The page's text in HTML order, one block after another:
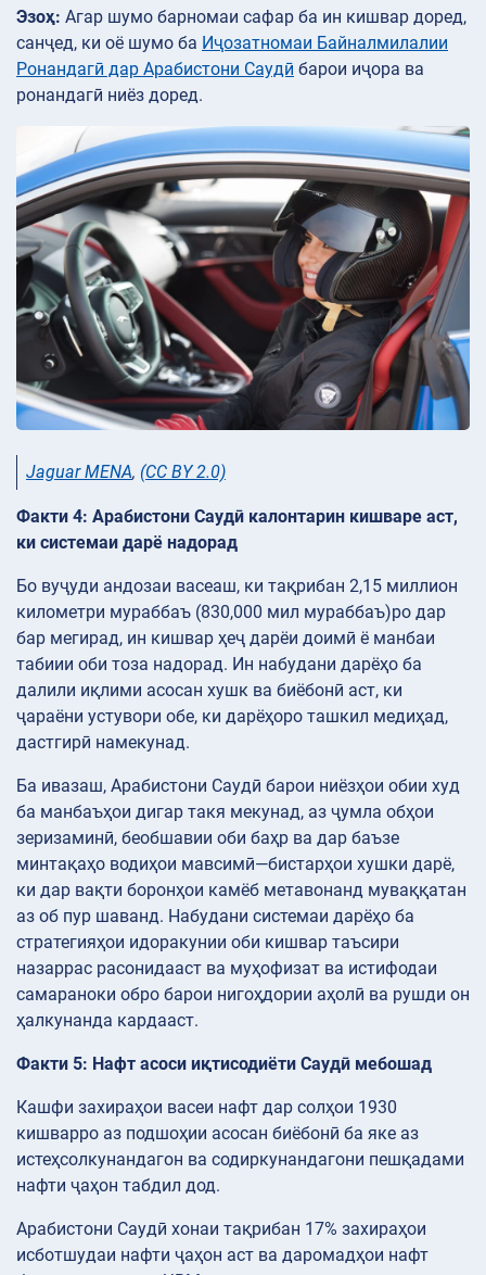
Эзоҳ: Агар шумо барномаи сафар ба ин кишвар доред,
санҷед, ки оё шумо ба Иҷозатномаи Байналмилалии
Ронандагӣ дар Арабистони Саудӣ барои иҷора ва
ронандагӣ ниёз доред.
Jaguar MENA, (CC BY 2.0)
Факти 4: Арабистони Саудӣ калонтарин кишваре аст,
ки системаи дарё надорад
Бо вуҷуди андозаи васеаш, ки тақрибан 2,15 миллион
километри мураббаъ (830,000 мил мураббаъ)ро дар
бар мегирад, ин кишвар ҳеҷ дарёи доимӣ ё манбаи
табиии оби тоза надорад. Ин набудани дарёҳо ба
далили иқлими асосан хушк ва биёбонӣ аст, ки
ҷараёни устувори обе, ки дарёҳоро ташкил медиҳад,
дастгирӣ намекунад.
Ба ивазаш, Арабистони Саудӣ барои ниёзҳои обии худ
ба манбаъҳои дигар такя мекунад, аз ҷумла обҳои
зеризаминӣ, беобшавии оби баҳр ва дар баъзе
минтақаҳо водиҳои мавсимӣ—бистарҳои хушки дарё,
ки дар вақти боронҳои камёб метавонанд муваққатан
аз об пур шаванд. Набудани системаи дарёҳо ба
стратегияҳои идоракунии оби кишвар таъсири
назаррас расонидааст ва муҳофизат ва истифодаи
самараноки обро барои нигоҳдории аҳолӣ ва рушди он
ҳалкунанда кардааст.
Факти 5: Нафт асоси иқтисодиёти Саудӣ мебошад
Кашфи захираҳои васеи нафт дар солҳои 1930
кишварро аз подшоҳии асосан биёбонӣ ба яке аз
истеҳсолкунандагон ва содиркунандагони пешқадами
нафти ҷаҳон табдил дод.
Арабистони Саудӣ хонаи тақрибан 17% захираҳои
исботшудаи нафти ҷаҳон аст ва даромадҳои нафт